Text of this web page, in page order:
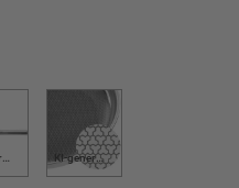
KI-generiert KI-generiert